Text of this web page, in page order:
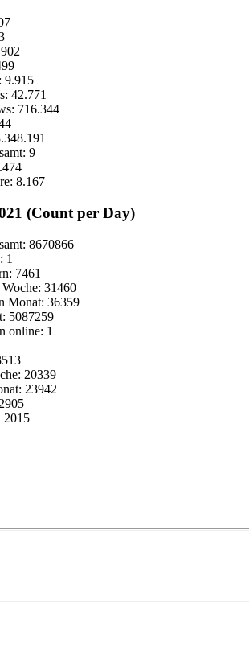
902
9.915
42.771
716.344
9
8.167
(Count per Day)
8670866
1
7461
31460
Monat: 36359
5087259
online: 1
20339
23942
2015